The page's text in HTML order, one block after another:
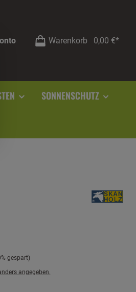
Warenkorb 0,00 €*
SONNENSCHUTZ
gespart)
angegeben.